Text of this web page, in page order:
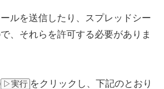
ルを送信したり、スプレッドシー
、それらを許可する必要がありま
▷実行 をクリックし、下記のとおり